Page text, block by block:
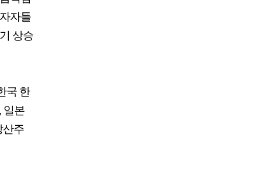
자들
상승
국 한
일본
산주